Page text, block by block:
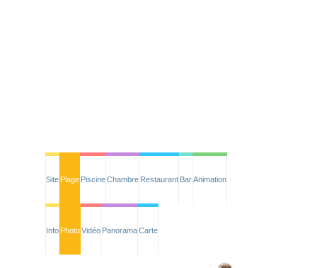
Site Plage PiscineChambre Restaurant BarAnimation
Info PhotoVidéo PanoramaCarte